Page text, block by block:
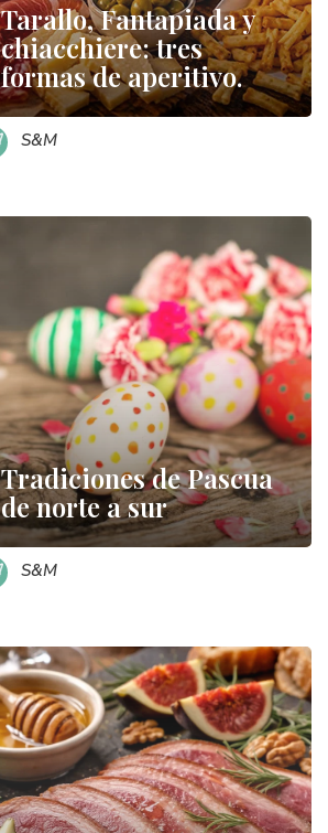
Tarallo, Fantapiada y
chiacchiere: tres
formas de aperitivo.
S&M
Tradiciones de Pascua
de norte a sur
S&M